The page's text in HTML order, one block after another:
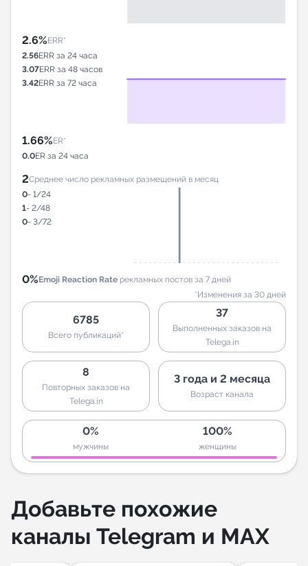
2.6%ERR*
2.56ERR за 24 часа
3.07ERR за 48 часов
3.42ERR за 72 часа
1.66%ER*
0.0ER за 24 часа
2Среднее число рекламных размещений в месяц
0- 1/24
1- 2/48
0- 3/72
0%Emoji Reaction Rate рекламных постов за 7 дней
*Изменения за 30 дней
6785
Всего публикаций*
37
Выполненных заказов на
Telega.in
8
Повторных заказов на
Telega.in
3 года и 2 месяца
Возраст канала
0%
мужчины
100%
женщины
Добавьте похожие
каналы Telegram и MAX